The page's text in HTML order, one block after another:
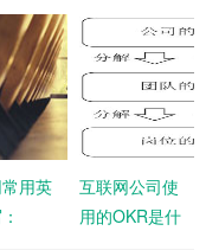
用英
互联网公司使
用的OKR是什